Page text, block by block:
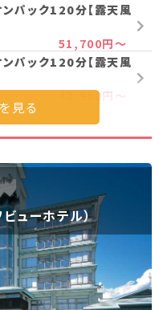
パック120分【露天風
51,700円～
パック120分【露天風
42,900円～
パック120分【露天風
コンパニオンパック
59,620円～
コンパニオンパック
2ベッド）】
103,400円～
コンパニオンパック
2ベッド）】
110,000円～
ビューホテル）